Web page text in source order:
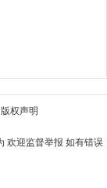
版权声明
欢迎监督举报 如有错误